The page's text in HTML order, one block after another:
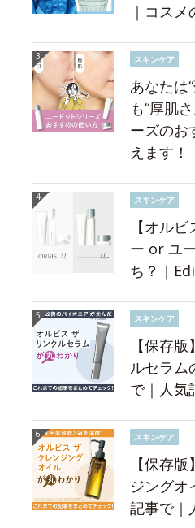
｜コス
スキンケア
あなたは
も“厚肌
ーズのお
えます！
スキンケア
【オル
ー or ユ
ち？｜
スキンケア
【保存
ルセラム
で｜人気
スキンケア
【保存
ジングオ
記事で｜